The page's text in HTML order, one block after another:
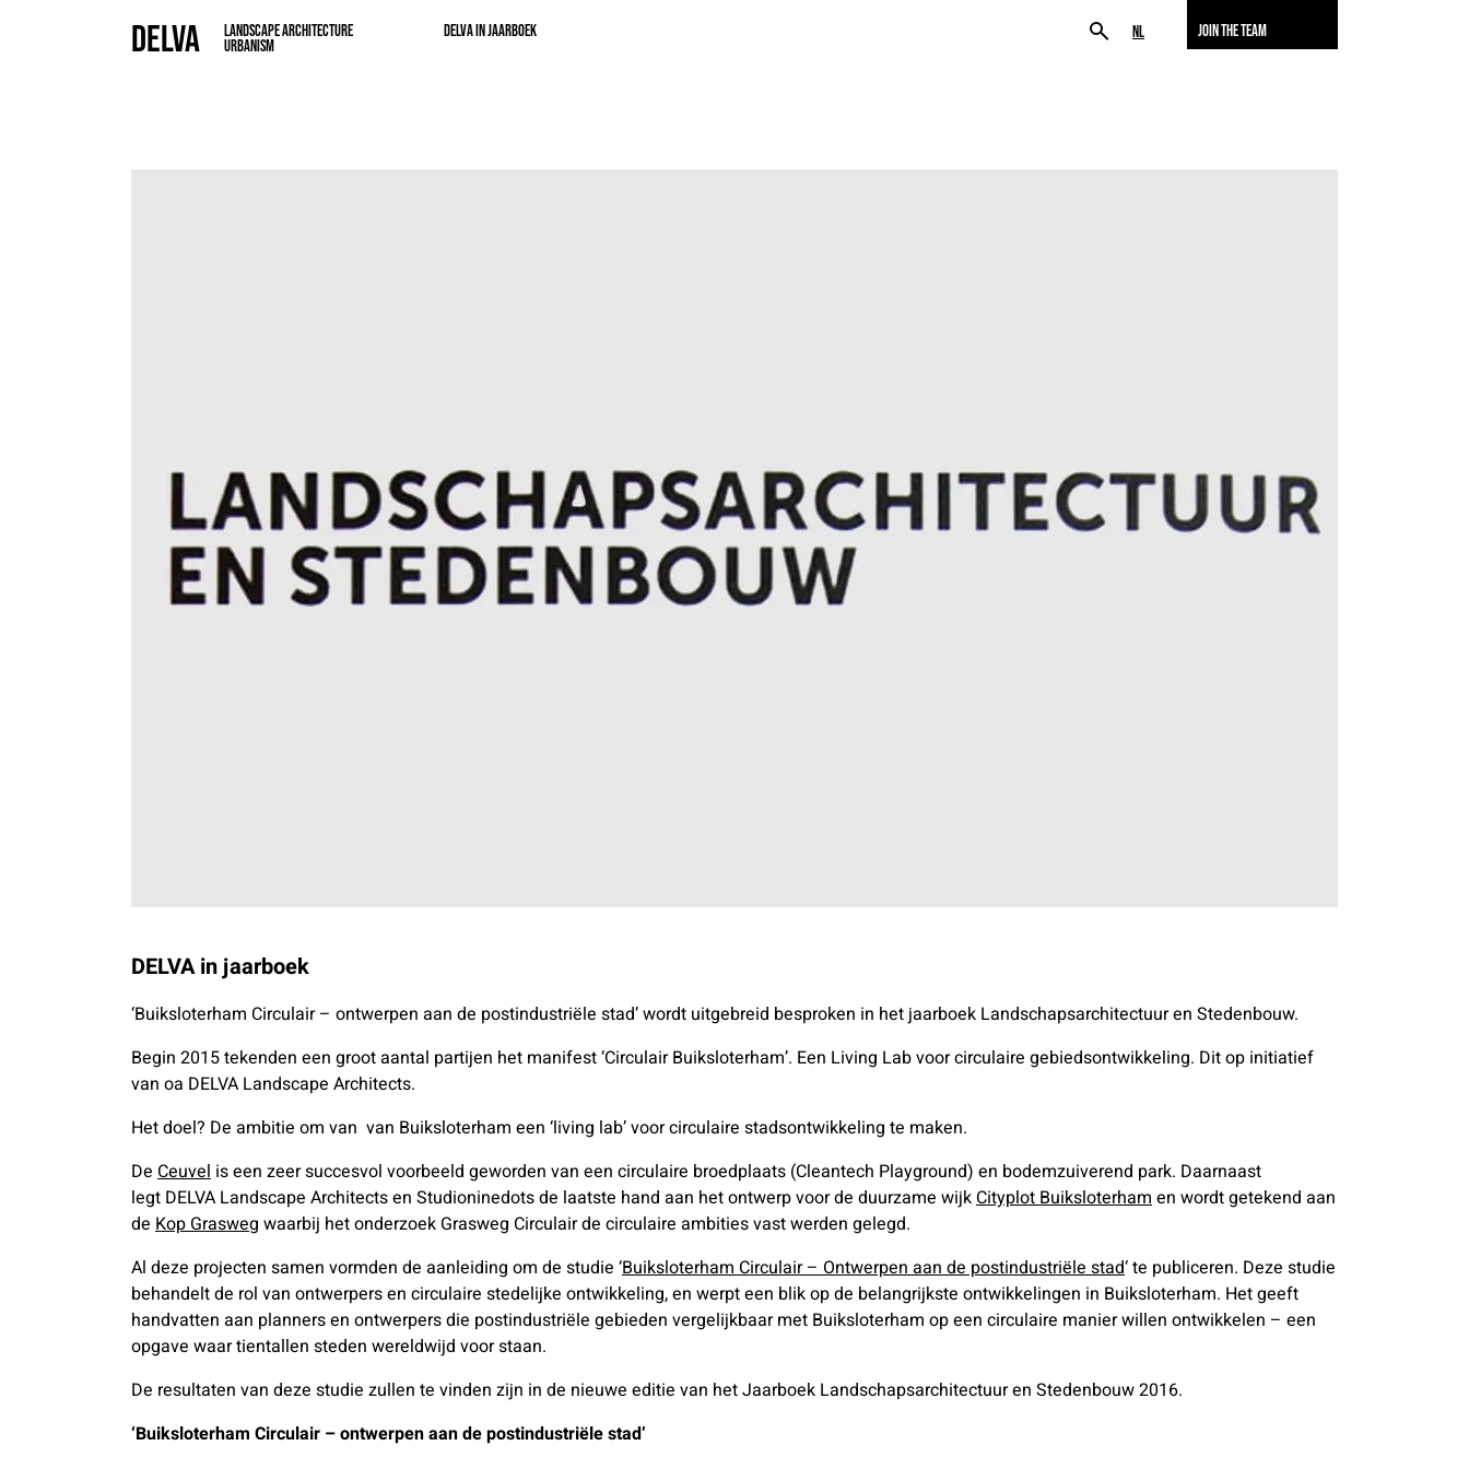
JOIN THE TEAM
NL
DELVA
LANDSCAPE ARCHITECTURE
URBANISM
DELVA IN JAARBOEK
DELVA in jaarboek
‘Buiksloterham Circulair – ontwerpen aan de postindustriële stad’ wordt uitgebreid besproken in het jaarboek Landschapsarchitectuur en Stedenbouw.
Begin 2015 tekenden een groot aantal partijen het manifest ‘Circulair Buiksloterham’. Een Living Lab voor circulaire gebiedsontwikkeling. Dit op initiatief
van oa DELVA Landscape Architects.
Het doel? De ambitie om van van Buiksloterham een ‘living lab’ voor circulaire stadsontwikkeling te maken.
De Ceuvel is een zeer succesvol voorbeeld geworden van een circulaire broedplaats (Cleantech Playground) en bodemzuiverend park. Daarnaast
legt DELVA Landscape Architects en Studioninedots de laatste hand aan het ontwerp voor de duurzame wijkCityplot Buiksloterhamen wordt getekend aan
de Kop Grasweg waarbij het onderzoek Grasweg Circulair de circulaire ambities vast werden gelegd.
Al deze projecten samen vormden de aanleiding om de studie ‘Buiksloterham Circulair – Ontwerpen aan de postindustriële stad‘ te publiceren. Deze studie
behandelt de rol van ontwerpers en circulaire stedelijke ontwikkeling, en werpt een blik op de belangrijkste ontwikkelingen in Buiksloterham. Het geeft
handvatten aan planners en ontwerpers die postindustriële gebieden vergelijkbaar met Buiksloterham op een circulaire manier willen ontwikkelen – een
opgave waar tientallen steden wereldwijd voor staan.
De resultaten van deze studie zullen te vinden zijn in de nieuwe editie van het Jaarboek Landschapsarchitectuur en Stedenbouw 2016.
‘Buiksloterham Circulair – ontwerpen aan de postindustriële stad’